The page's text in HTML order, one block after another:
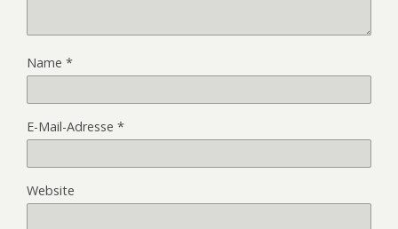
Name *
E-Mail-Adresse *
Website